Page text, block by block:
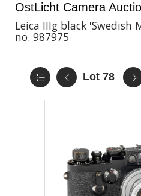
OstLicht Camera
Leica IIIg black 'Swedish
no. 987975
Lot 78